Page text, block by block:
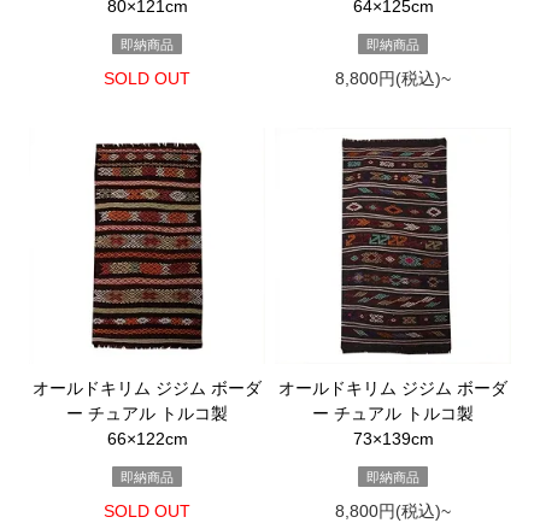
80×121cm
即納商品
SOLD OUT
64×125cm
即納商品
8,800円(税込)~
オールドキリム ジジム ボーダ
ー チュアル トルコ製
66×122cm
即納商品
SOLD OUT
オールドキリム ジジム ボーダ
ー チュアル トルコ製
73×139cm
即納商品
8,800円(税込)~